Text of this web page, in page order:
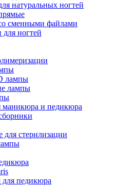
натуральных ногтей
сменными файлами
ногтей
лампы
лампы
и педикюра
для стерилизации
педикюра